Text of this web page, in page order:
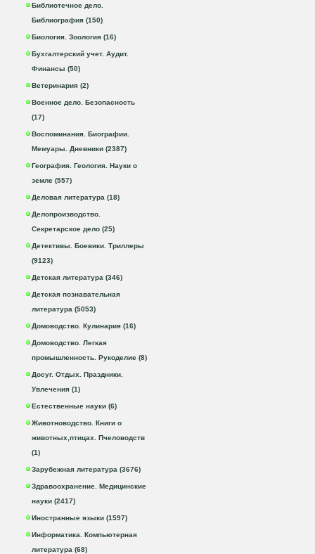
Библиотечное дело.
Библиография (150)
Биология. Зоология (16)
Бухгалтерский учет. Аудит.
Финансы (50)
Ветеринария (2)
Военное дело. Безопасность
(17)
Воспоминания. Биографии.
Мемуары. Дневники (2387)
География. Геология. Науки о
земле (557)
Деловая литература (18)
Делопроизводство.
Секретарское дело (25)
Детективы. Боевики. Триллеры
(9123)
Детская литература (346)
Детская познавательная
литература (5053)
Домоводство. Кулинария (16)
Домоводство. Легкая
промышленность. Рукоделие (8)
Досуг. Отдых. Праздники.
Увлечения (1)
Естественные науки (6)
Животноводство. Книги о
животных,птицах. Пчеловодств
(1)
Зарубежная литература (3676)
Здравоохранение. Медицинские
науки (2417)
Иностранные языки (1597)
Информатика. Компьютерная
литература (68)